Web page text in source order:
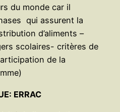
du monde car il
qui assurent la
d’aliments –
scolaires- critères de
de la
ERRAC